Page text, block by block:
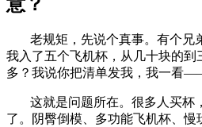
老规矩，先说个真事。有个兄
我入了五个飞机杯，从几十块的到
多？我说你把清单发我，我一看
这就是问题所在。很多人买杯
了。阴臀倒模、多功能飞机杯、慢